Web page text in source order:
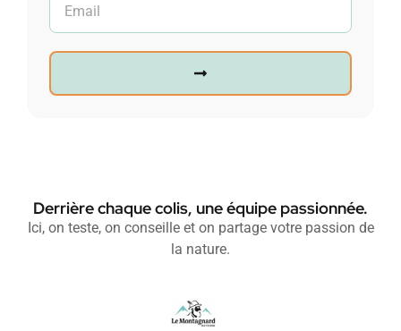
Derrière chaque colis, une équipe passionnée.
Ici, on teste, on conseille et on partage votre passion de
la nature.